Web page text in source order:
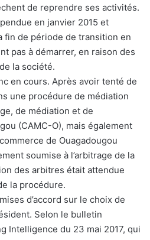
de reprendre ses activités.
en janvier 2015 et
fin de période de transition en
pas à démarrer, en raison des
la société.
en cours. Après avoir tenté de
une procédure de médiation
de médiation et de
(CAMC-O), mais également
de Ouagadougou
soumise à l’arbitrage de la
des arbitres était attendue
la procédure.
d’accord sur le choix de
Selon le bulletin
Intelligence du 23 mai 2017, qui